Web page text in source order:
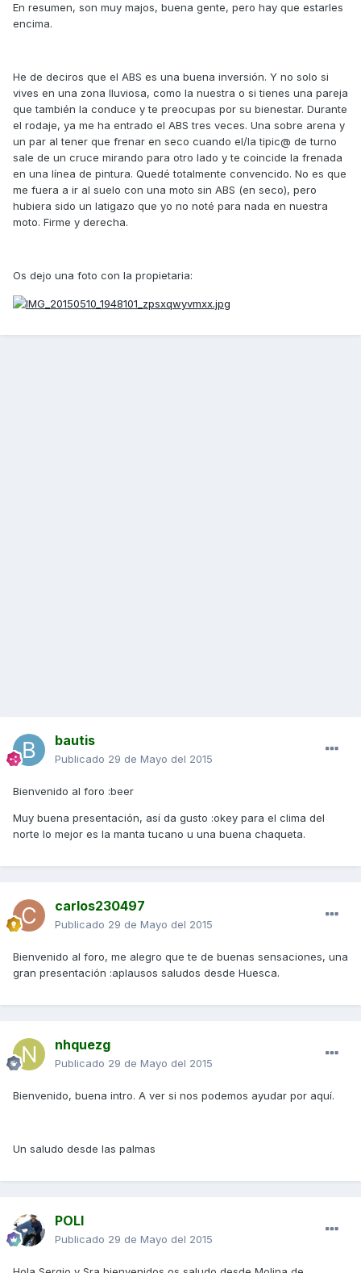
En resumen, son muy majos, buena gente, pero hay que estarles
encima.
He de deciros que el ABS es una buena inversión. Y no solo si
vives en una zona lluviosa, como la nuestra o si tienes una pareja
que también la conduce y te preocupas por su bienestar. Durante
el rodaje, ya me ha entrado el ABS tres veces. Una sobre arena y
un par al tener que frenar en seco cuando el/la tipic@ de turno
sale de un cruce mirando para otro lado y te coincide la frenada
en una línea de pintura. Quedé totalmente convencido. No es que
me fuera a ir al suelo con una moto sin ABS (en seco), pero
hubiera sido un latigazo que yo no noté para nada en nuestra
moto. Firme y derecha.
Os dejo una foto con la propietaria:
bautis
Publicado 29 de Mayo del 2015
Bienvenido al foro :beer
Muy buena presentación, así da gusto :okey para el clima del
norte lo mejor es la manta tucano u una buena chaqueta.
carlos230497
Publicado 29 de Mayo del 2015
Bienvenido al foro, me alegro que te de buenas sensaciones, una
gran presentación :aplausos saludos desde Huesca.
nhquezg
Publicado 29 de Mayo del 2015
Bienvenido, buena intro. A ver si nos podemos ayudar por aquí.
Un saludo desde las palmas
POLI
Publicado 29 de Mayo del 2015